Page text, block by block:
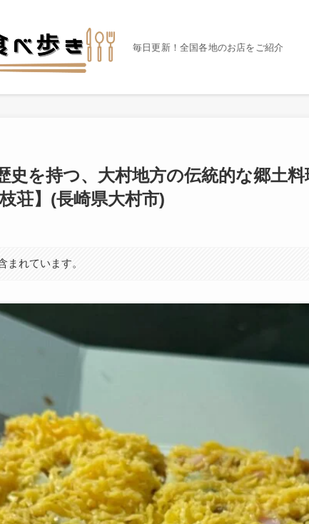
毎日更新！全国各地のお店をご紹介
史を持つ、大村地方の伝統的な郷土
荘】(長崎県大村市)
まれています。